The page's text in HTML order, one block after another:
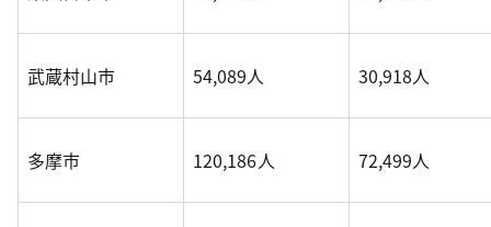
武蔵村山市 54,089人 30,918人
多摩市 120,186人 72,499人